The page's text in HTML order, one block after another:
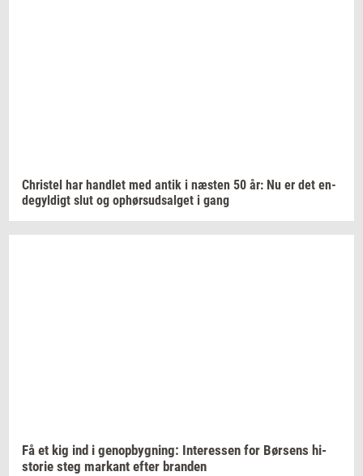
Chri­stel har hand­let med antik i næ­sten 50 år: Nu er det en­
de­gyl­digt slut og op­hør­s­ud­sal­get i gang
Få et kig ind i genop­byg­ning: In­ter­es­sen for Bør­sens hi­
sto­rie steg mar­kant efter bran­den